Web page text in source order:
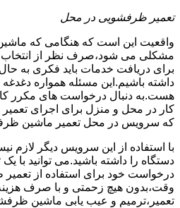
تعمیر ظرفشویی در محل
واقعیت این است که هنگامی که
مشکلی می شود،صرف نظر از انتخاب
برای دریافت خدمات باید فکری به
داشته باشیم.این مسئله همواره دغدغه
هست.به دنبال درخواست های مکرر
کار در محل و منزل برای اجرای
که سرویس در محل تعمیر ماشین
با استفاده از این سرویس دیگر لازم
دستگاه را داشته باشید.می توانید با
درخواست خود برای استفاده از
وقت،بدون هیچ زحمتی و با صرف
تعمیر،ترمیم و عیب یابی ماشین